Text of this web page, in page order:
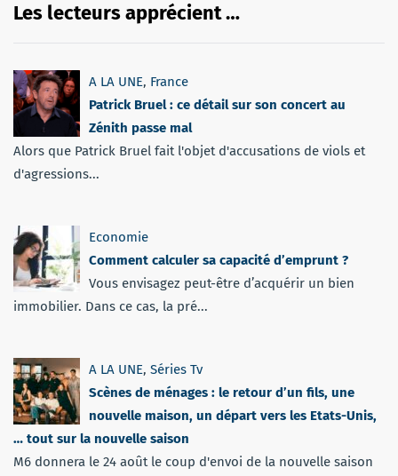
Les lecteurs apprécient …
A LA UNE, France
Patrick Bruel : ce détail sur son concert au
Zénith passe mal
Alors que Patrick Bruel fait l'objet d'accusations de viols et
d'agressions...
Economie
Comment calculer sa capacité d’emprunt ?
Vous envisagez peut-être d’acquérir un bien
immobilier. Dans ce cas, la pré...
A LA UNE, Séries Tv
Scènes de ménages : le retour d’un fils, une
nouvelle maison, un départ vers les Etats-Unis,
… tout sur la nouvelle saison
M6 donnera le 24 août le coup d'envoi de la nouvelle saison